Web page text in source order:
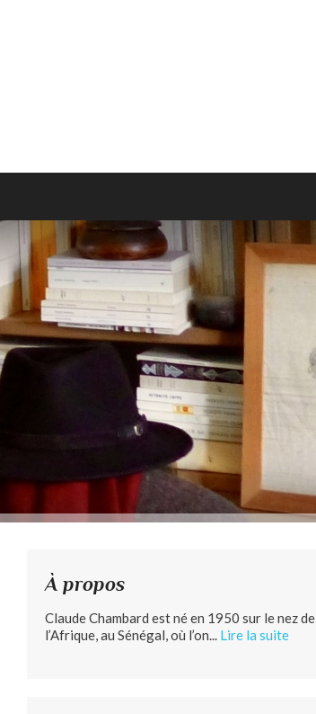
À propos
Claude Chambard est né en 1950 sur le nez de
l’Afrique, au Sénégal, où l’on... Lire la suite